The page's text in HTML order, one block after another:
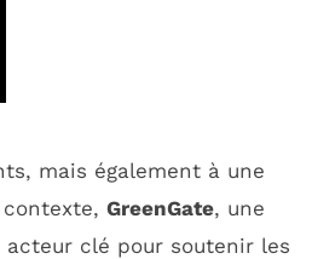
mais également à une
GreenGate, une
clé pour soutenir les